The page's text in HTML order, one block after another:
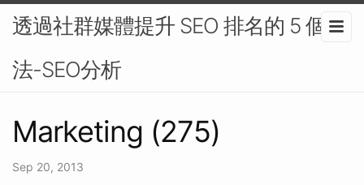
透過社群媒體提升 SEO 排名的 5 個方
法-SEO分析
Marketing (275)
Sep 20, 2013